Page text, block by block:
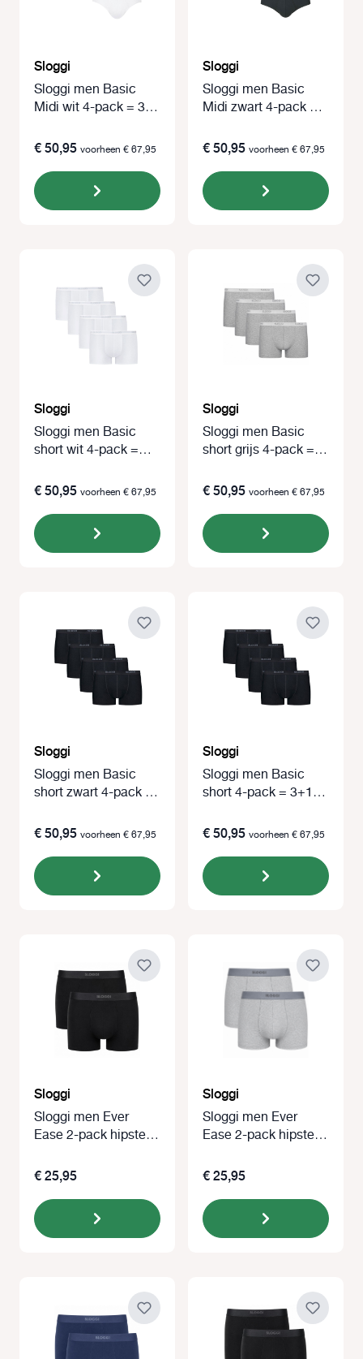
Sloggi
Sloggi men Basic
Midi wit 4-pack = 3+1
€ 50,95 voorheen € 67,95
Sloggi
Sloggi men Basic
Midi zwart 4-pack =
€ 50,95 voorheen € 67,95
Sloggi
Sloggi men Basic
short wit 4-pack =
€ 50,95 voorheen € 67,95
Sloggi
Sloggi men Basic
short grijs 4-pack =
€ 50,95 voorheen € 67,95
Sloggi
Sloggi men Basic
short zwart 4-pack =
€ 50,95 voorheen € 67,95
Sloggi
Sloggi men Basic
short 4-pack = 3+1
€ 50,95 voorheen € 67,95
Sloggi
Sloggi men Ever
Ease 2-pack hipster
€ 25,95
Sloggi
Sloggi men Ever
Ease 2-pack hipster
€ 25,95